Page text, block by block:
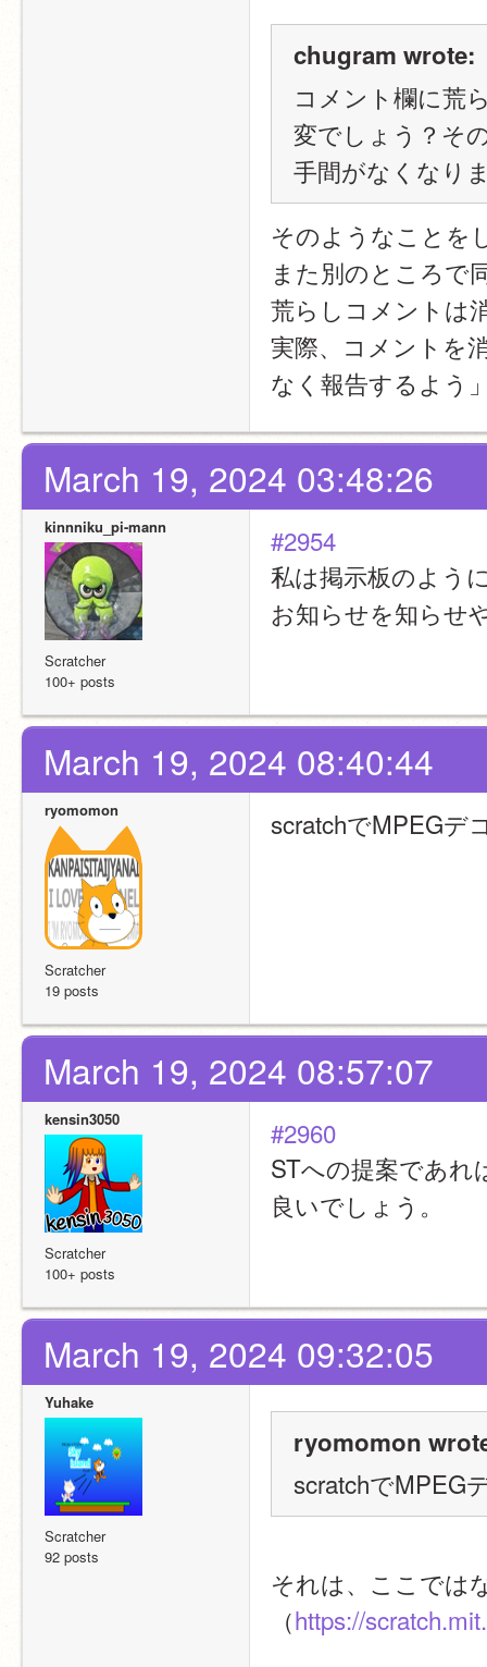
chugram wrote:
コメント欄に荒
変でしょう？そ
手間がなくなり
そのようなことを
また別のところで
荒らしコメントは
実際、コメントを
なく報告するよう
March 19, 2024 03:48:26
kinnniku_pi-mann
Scratcher
100+ posts
#2954
私は掲示板のよう
お知らせを知らせ
March 19, 2024 08:40:44
ryomomon
Scratcher
19 posts
scratchでMPEGデ
March 19, 2024 08:57:07
kensin3050
Scratcher
100+ posts
#2960
STへの提案であれ
良いでしょう。
March 19, 2024 09:32:05
Yuhake
Scratcher
92 posts
ryomomon
scratchでMPEG
それは、ここでは
（https://